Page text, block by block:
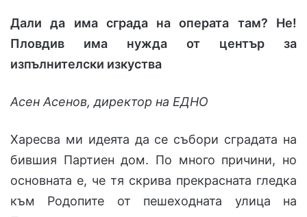
Дали да има сграда на операта там? Не!
Пловдив има нужда от център за
изпълнителски изкуства
Асен Асенов, директор на ЕДНО
Харесва ми идеята да се събори сградата на
бившия Партиен дом. По много причини, но
основната е, че тя скрива прекрасната гледка
към Родопите от пешеходната улица на